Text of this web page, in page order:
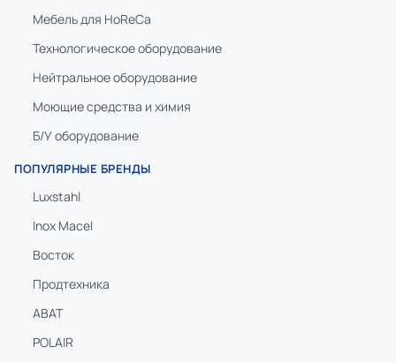
Мебель для HoReCa
Технологическое оборудование
Нейтральное оборудование
Моющие средства и химия
Б/У оборудование
ПОПУЛЯРНЫЕ БРЕНДЫ
Luxstahl
Inox Macel
Восток
Продтехника
ABAT
POLAIR